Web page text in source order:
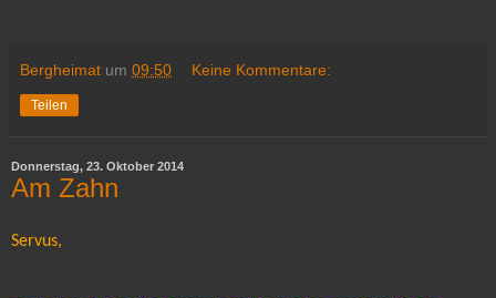
Bergheimat um 09:50 Keine Kommentare:
Teilen
Donnerstag, 23. Oktober 2014
Am Zahn
Servus,